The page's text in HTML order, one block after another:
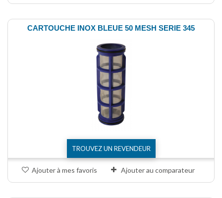
CARTOUCHE INOX BLEUE 50 MESH SERIE 345
TROUVEZ UN REVENDEUR
Ajouter à mes favoris Ajouter au comparateur